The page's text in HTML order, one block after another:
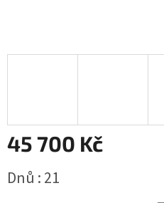
45 700 Kč
cena:
Dnů : 21